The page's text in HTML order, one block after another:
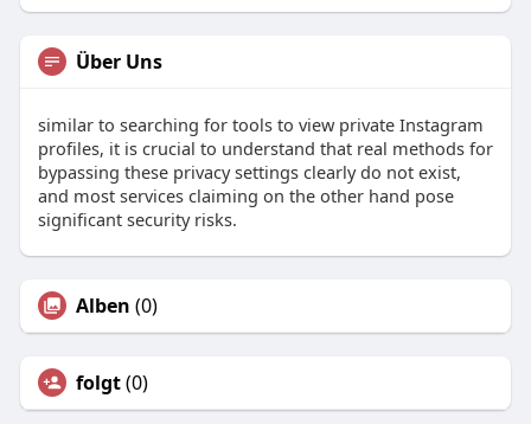
Über Uns
similar to searching for tools to view private Instagram
profiles, it is crucial to understand that real methods for
bypassing these privacy settings clearly do not exist,
and most services claiming on the other hand pose
significant security risks.
Alben (0)
folgt(0)